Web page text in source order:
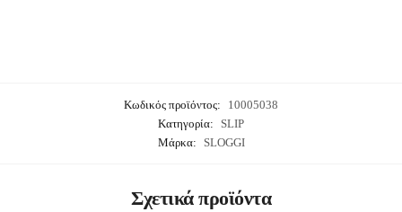
Κωδικός προϊόντος:
10005038
Κατηγορία:
SLIP
Μάρκα:
SLOGGI
Σχετικά προϊόντα